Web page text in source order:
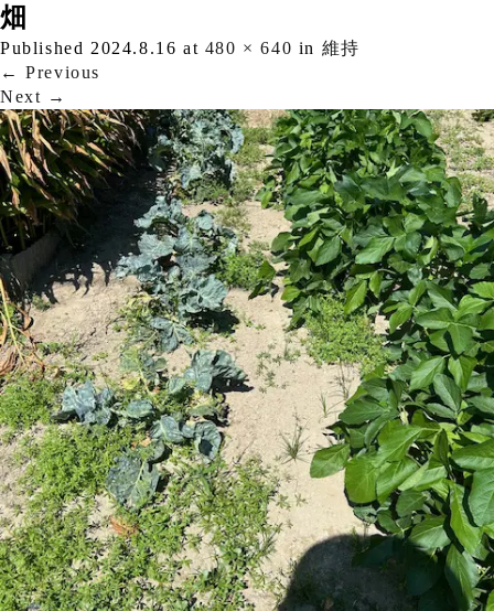
畑
Published 2024.8.16 at 480 × 640 in 維持
← Previous
Next →